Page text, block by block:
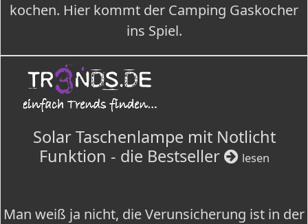
kochen. Hier kommt der Camping Gaskocher
ins Spiel.
Solar Taschenlampe mit Notlicht
Funktion - die Bestseller
lesen
Man weiß ja nicht, die Verunsicherung ist in der